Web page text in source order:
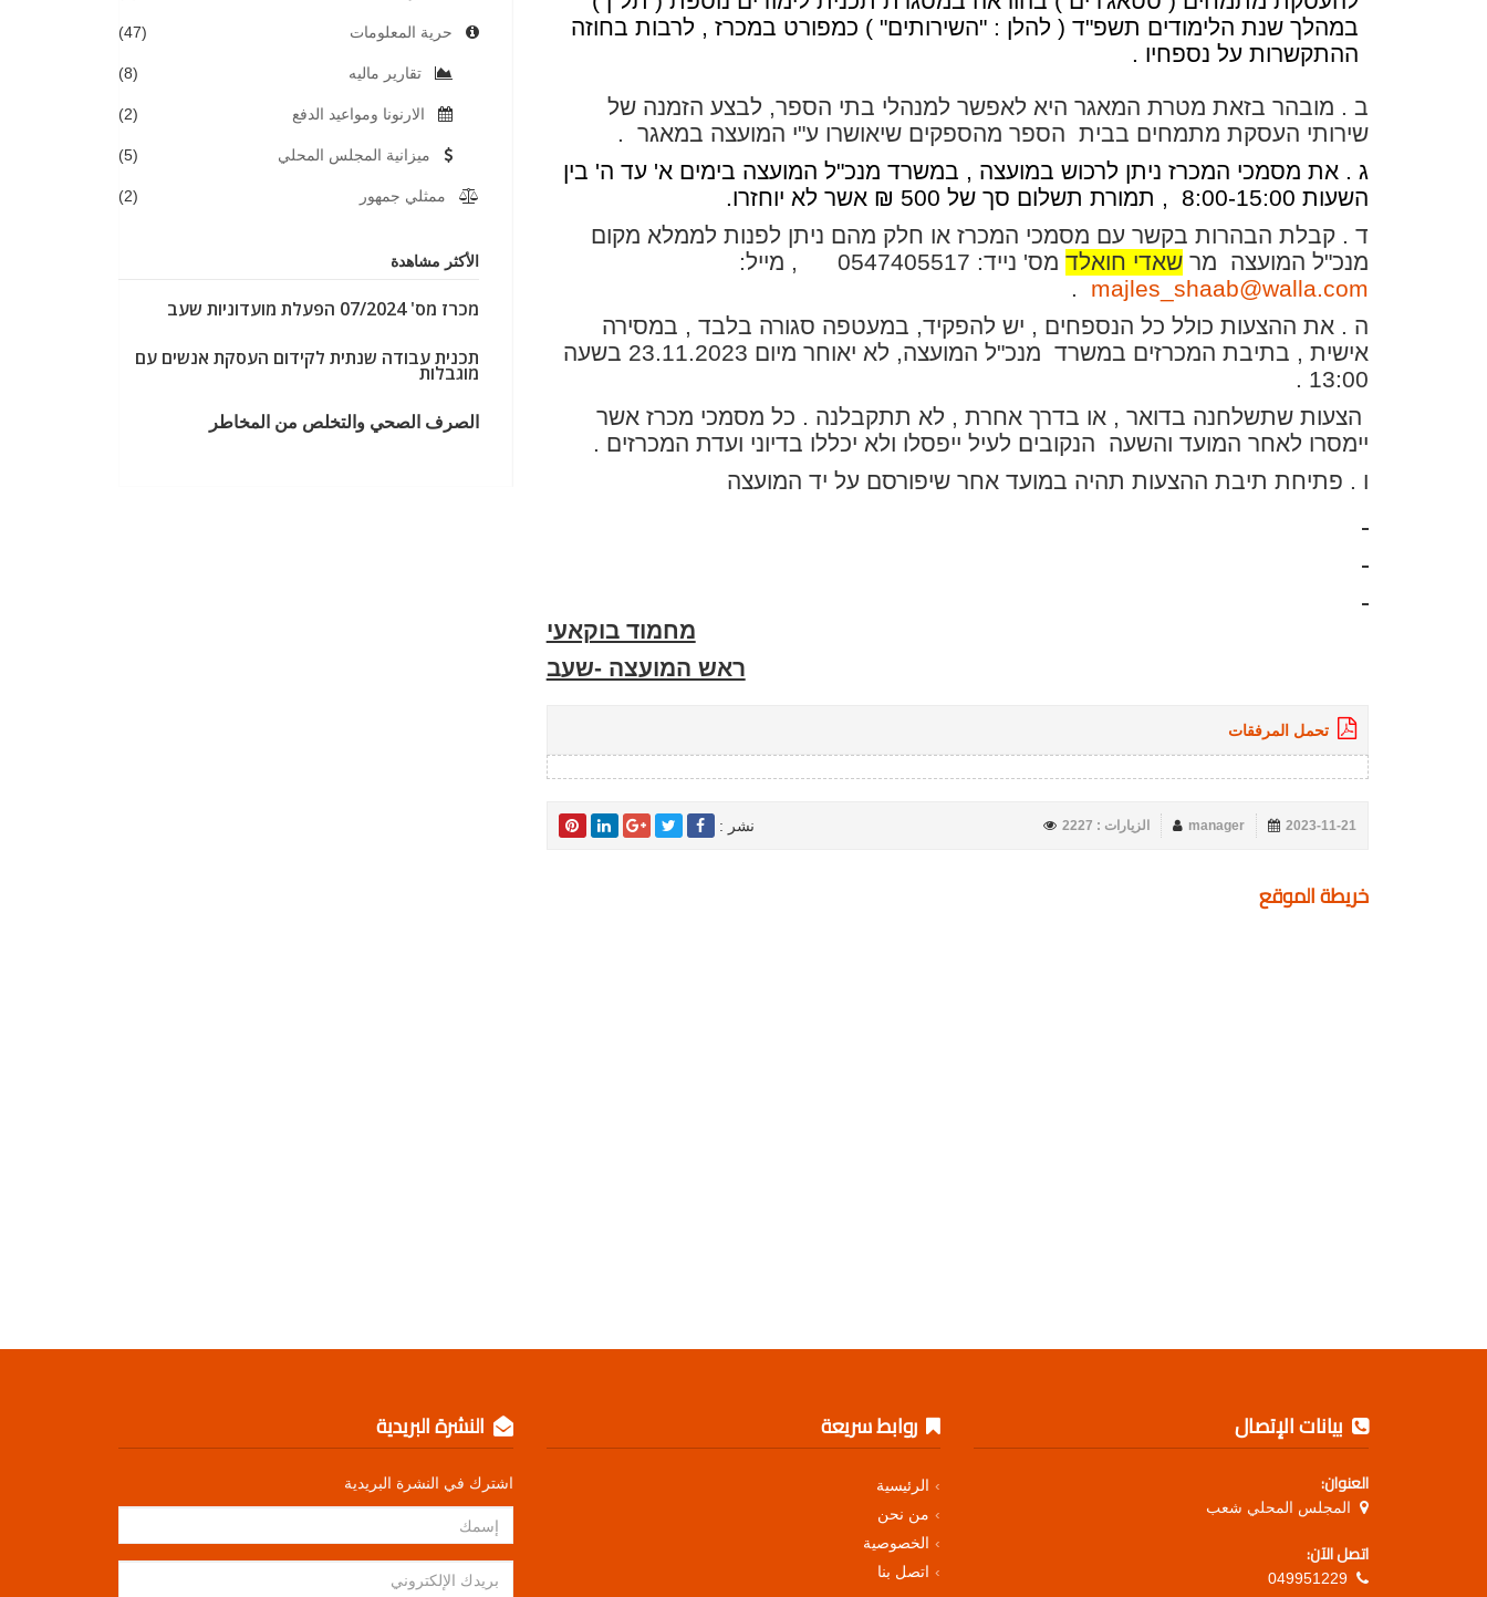
במהלך שנת הלימודים תשפ"ד ( להלן : "השירותים" ) כמפורט במכרז , לרבות בחוזה
ההתקשרות על נספחיו .
ב . מובהר בזאת מטרת המאגר היא לאפשר למנהלי בתי הספר, לבצע הזמנה של
שירותי העסקת מתמחים בבית הספר מהספקים שיאושרו ע"י המועצה במאגר .
ג . את מסמכי המכרז ניתן לרכוש במועצה , במשרד מנכ"ל המועצה בימים א' עד ה' בין
השעות 8:00-15:00
, תמורת תשלום סך של 500 ₪ אשר לא יוחזרו
.
ד . קבלת הבהרות בקשר עם מסמכי המכרז או חלק מהם ניתן לפנות לממלא מקום
מנכ"ל המועצה מר שאדי חואלד מס' נייד: 0547405517
, מייל:
majles_shaab@walla.com
.
ה . את ההצעות כולל כל הנספחים , יש להפקיד, במעטפה סגורה בלבד , במסירה
אישית , בתיבת המכרזים במשרד מנכ"ל המועצה, לא יאוחר מיום 23.11.2023 בשעה
13:00 .
הצעות שתשלחנה בדואר , או בדרך אחרת , לא תתקבלנה . כל מסמכי מכרז אשר
יימסרו לאחר המועד והשעה הנקובים לעיל ייפסלו ולא יכללו בדיוני ועדת המכרזים .
ו . פתיחת תיבת ההצעות תהיה במועד אחר שיפורסם על יד המועצה
מחמוד בוקאעי
ראש המועצה -שעב
تحمل المرفقات
2023-11-21
manager الزيارات : 2227 نشر :
خريطة الموقع
حرية المعلومات (47)
تقارير ماليه (8)
الارنونا ومواعيد الدفع (2)
ميزانية المجلس المحلي (5)
ممثلي جمهور (2)
الأكثر مشاهدة
מכרז מס' 07/2024 הפעלת מועדוניות שעב
תכנית עבודה שנתית לקידום העסקת אנשים עם
מוגבלות
الصرف الصحي والتخلص من المخاطر
بيانات الإتصال
العنوان:
المجلس المحلي شعب
اتصل الآن:
049951229
روابط سريعة
الرئيسية
من نحن
الخصوصية
اتصل بنا
النشرة البريدية
اشترك في النشرة البريدية